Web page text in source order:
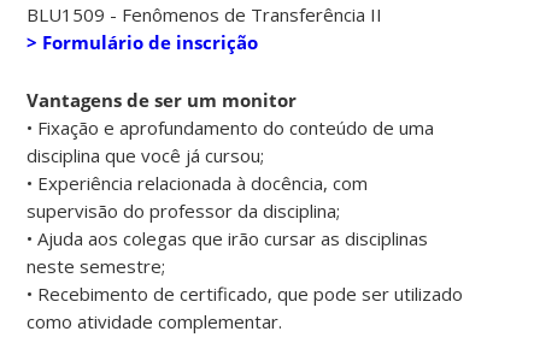
BLU1509 - Fenômenos de Transferência II
> Formulário de inscrição
Vantagens de ser um monitor
• Fixação e aprofundamento do conteúdo de uma
disciplina que você já cursou;
• Experiência relacionada à docência, com
supervisão do professor da disciplina;
• Ajuda aos colegas que irão cursar as disciplinas
neste semestre;
• Recebimento de certificado, que pode ser utilizado
como atividade complementar.